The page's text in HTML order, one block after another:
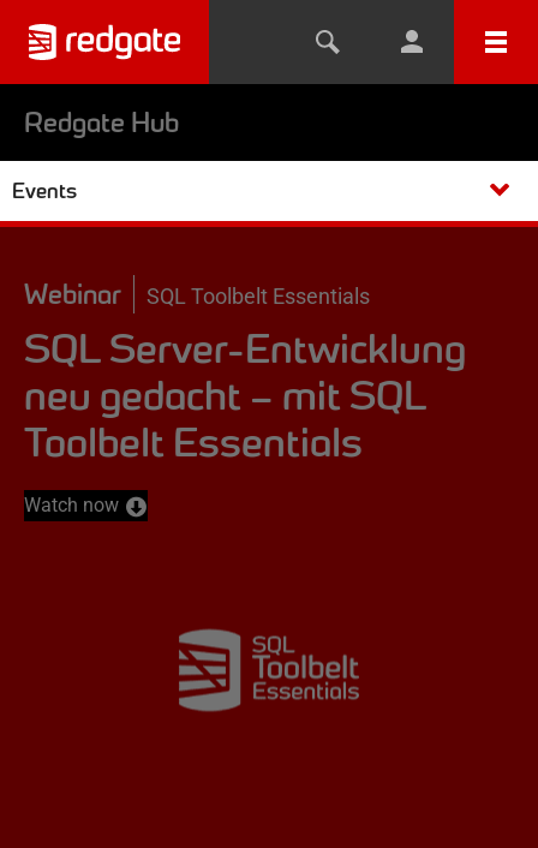
Redgate Hub
Events
Webinar SQL Toolbelt Essentials
SQL Server-Entwicklung
neu gedacht – mit SQL
Toolbelt Essentials
Watch now